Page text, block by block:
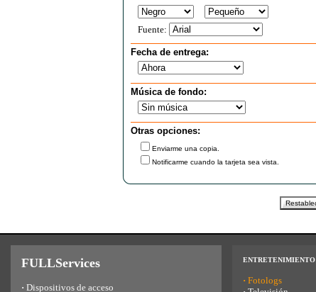
Fuente:
Fecha de entrega:
Música de fondo:
Otras opciones:
Enviarme una copia.
Notificarme cuando la tarjeta sea vista.
FULLServices
· Dispositivos de acceso
ENTRETENIMIENTO
· Fotologs